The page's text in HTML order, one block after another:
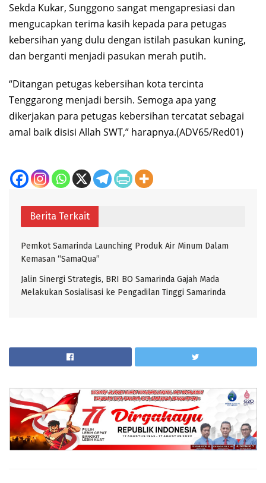
Sekda Kukar, Sunggono sangat mengapresiasi dan
mengucapkan terima kasih kepada para petugas
kebersihan yang dulu dengan istilah pasukan kuning,
dan berganti menjadi pasukan merah putih.
“Ditangan petugas kebersihan kota tercinta
Tenggarong menjadi bersih. Semoga apa yang
dikerjakan para petugas kebersihan tercatat sebagai
amal baik disisi Allah SWT,” harapnya.(ADV65/Red01)
Berita Terkait
Pemkot Samarinda Launching Produk Air Minum Dalam
Kemasan “SamaQua”
Jalin Sinergi Strategis, BRI BO Samarinda Gajah Mada
Melakukan Sosialisasi ke Pengadilan Tinggi Samarinda